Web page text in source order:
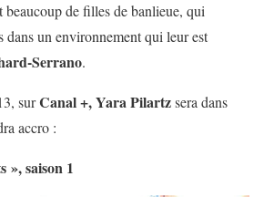
beaucoup de filles de banlieue, qui
dans un environnement qui leur est
Serrano.
surCanal +, Yara Pilartzsera dans
accro :
», saison 1